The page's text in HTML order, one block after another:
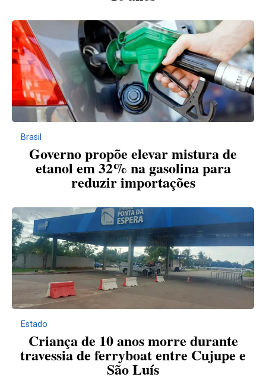
Brasil
Governo propõe elevar mistura de
etanol em 32% na gasolina para
reduzir importações
Estado
Criança de 10 anos morre durante
travessia de ferryboat entre Cujupe e
São Luís